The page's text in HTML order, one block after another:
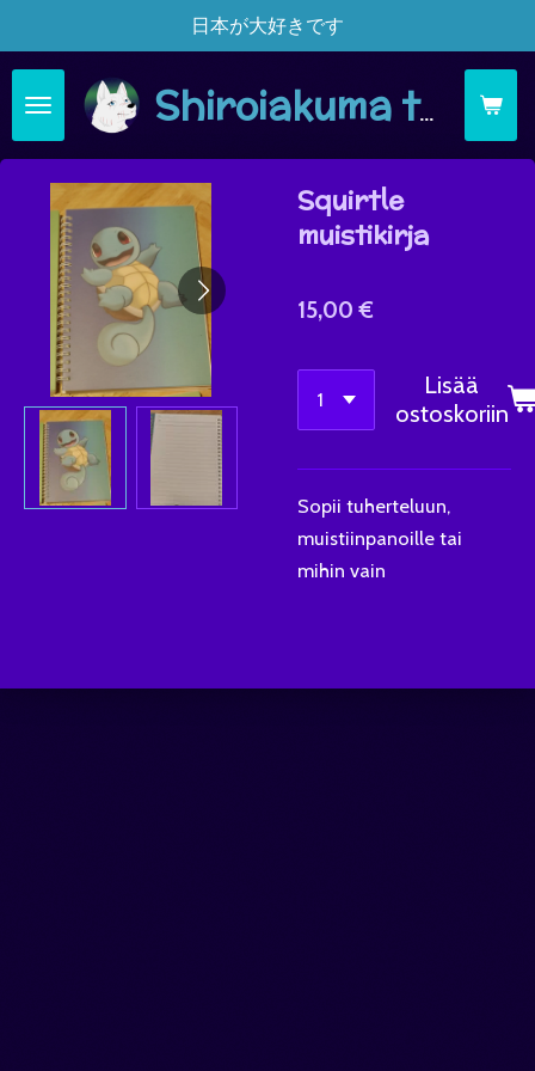
pääsisältöön
Shiroiakuma täsä moi
日本が大好きです
Squirtle
muistikirja
15,00 €
Lisää
ostoskoriin
Sopii tuherteluun,
muistiinpanoille tai
mihin vain